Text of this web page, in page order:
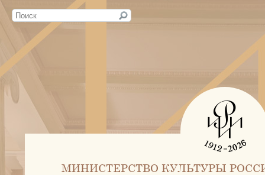
МИНИСТЕРСТВО КУЛЬТУРЫ